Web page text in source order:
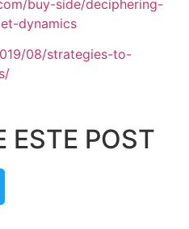
buy-side/deciphering-
dynamics
08/strategies-to-
ESTE POST